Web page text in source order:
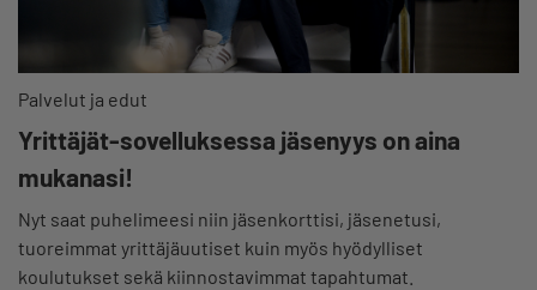
Palvelut ja edut
Yrittäjät-sovelluksessa jäsenyys on aina
mukanasi!
Nyt saat puhelimeesi niin jäsenkorttisi, jäsenetusi,
tuoreimmat yrittäjäuutiset kuin myös hyödylliset
koulutukset sekä kiinnostavimmat tapahtumat.